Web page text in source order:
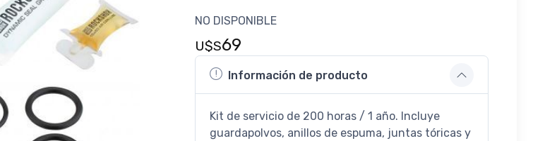
NO DISPONIBLE
U$S69
Información de producto
Kit de servicio de 200 horas / 1 año. Incluye
guardapolvos, anillos de espuma, juntas tóricas y